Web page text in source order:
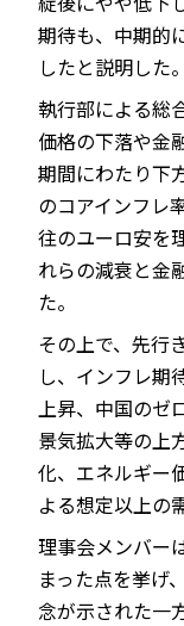
期待も、中期的
したと説明した。
執行部による総
価格の下落や金
期間にわたり下
のコアインフレ
往のユーロ安を
れらの減衰と金
た。
その上で、先行
し、インフレ期
上昇、中国のゼ
景気拡大等の上
化、エネルギー
よる想定以上の
理事会メンバー
まった点を挙げ
念が示された一